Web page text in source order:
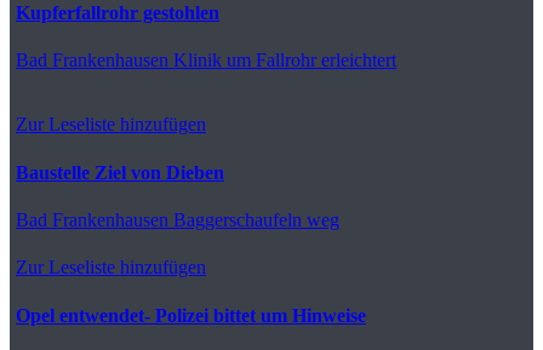
Kupferfallrohr gestohlen
Bad Frankenhausen Klinik um Fallrohr erleichtert
Zur Leseliste hinzufügen
Baustelle Ziel von Dieben
Bad Frankenhausen Baggerschaufeln weg
Zur Leseliste hinzufügen
Opel entwendet- Polizei bittet um Hinweise